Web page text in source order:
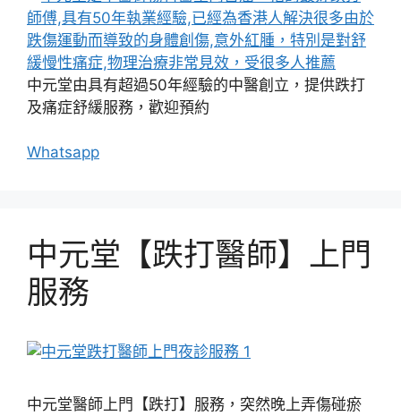
中元堂由具有超過50年經驗的中醫創立，提供跌打
及痛症舒緩服務，歡迎預約
Whatsapp
中元堂【跌打醫師】上門
服務
中元堂醫師上門【跌打】服務，突然晚上弄傷碰瘀